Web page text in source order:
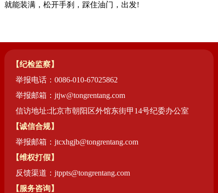
就能装满，松开手刹，踩住油门，出发!
【纪检监察】
举报电话：0086-010-67025862
举报邮箱：jtjw@tongrentang.com
信访地址:北京市朝阳区外馆东街甲14号纪委办公室
【诚信合规】
举报邮箱：jtcxhgjb@tongrentang.com
【维权打假】
反馈渠道：jtppts@tongrentang.com
【服务咨询】